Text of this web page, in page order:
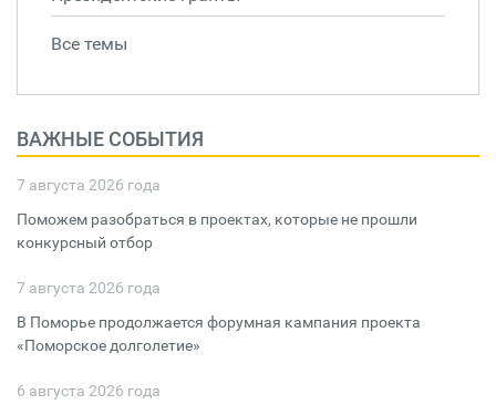
Все темы
ВАЖНЫЕ СОБЫТИЯ
7 августа 2026 года
Поможем разобраться в проектах, которые не прошли
конкурсный отбор
7 августа 2026 года
В Поморье продолжается форумная кампания проекта
«Поморское долголетие»
6 августа 2026 года